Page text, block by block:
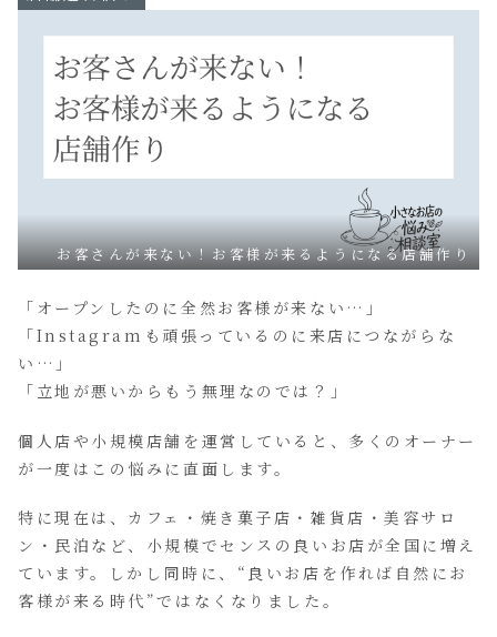
お客さんが来ない！お客様が来るようになる店舗作り
「オープンしたのに全然お客様が来ない…」
「Instagramも頑張っているのに来店につながらな
い…」
「立地が悪いからもう無理なのでは？」
個人店や小規模店舗を運営していると、多くのオーナー
が一度はこの悩みに直面します。
特に現在は、カフェ・焼き菓子店・雑貨店・美容サロ
ン・民泊など、小規模でセンスの良いお店が全国に増え
ています。しかし同時に、“良いお店を作れば自然にお
客様が来る時代”ではなくなりました。